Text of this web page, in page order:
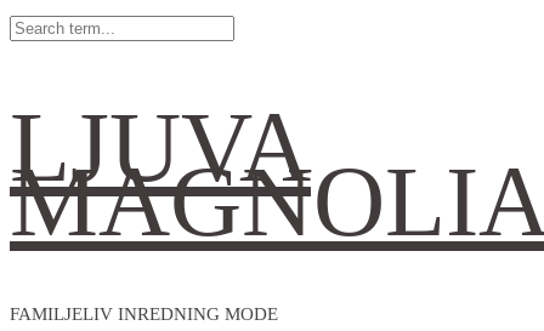
LJUVA
FAMILJELIV INREDNING MODE